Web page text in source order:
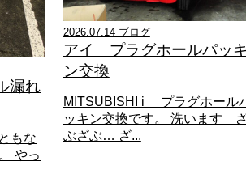
漏れ
もな
やっ
2026.07.14 ブログ
アイ プラグホールパッ
ン交換
MITSUBISHI i プラグホール
ッキン交換です。 洗います
ぶざぶ… ざ...